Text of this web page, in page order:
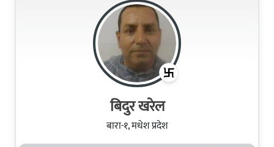
बिदुर खरेल
बारा-१, मधेश प्रदेश